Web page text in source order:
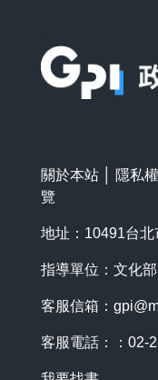
關於本站 隱私
覽
地址：10491台
指導單位：文化部
客服信箱：
客服電話：：02-